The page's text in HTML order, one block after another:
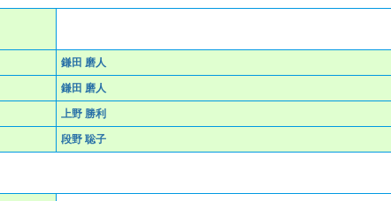
鎌田 磨人
鎌田 磨人
上野 勝利
段野 聡子